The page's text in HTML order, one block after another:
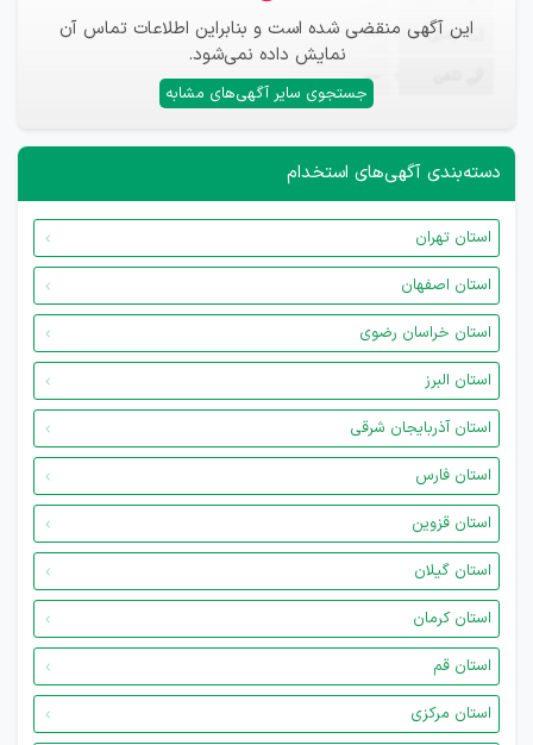
این آگهی منقضی شده است و بنابراین اطلاعات تماس آن
نمایش داده نمی‌شود.
جستجوی سایر آگهی‌های مشابه
ایمیل —
—
دسته‌بندی آگهی‌های استخدام
استان تهران
استان اصفهان
استان خراسان رضوی
استان البرز
استان آذربایجان شرقی
استان فارس
استان قزوین
استان گیلان
استان کرمان
استان قم
استان مرکزی